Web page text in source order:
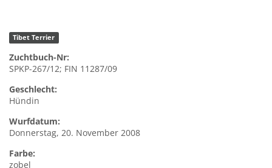
Tibet Terrier
Zuchtbuch-Nr:
SPKP-267/12; FIN 11287/09
Geschlecht:
Hündin
Wurfdatum:
Donnerstag, 20. November 2008
Farbe:
zobel